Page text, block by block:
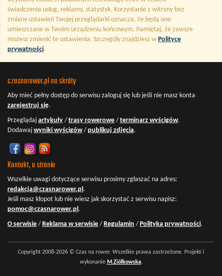
świadczenia usług, reklamy, statystyk. Korzystanie z witryny bez
zmiany ustawień Twojej przeglądarki oznacza, że będą one
umieszczane w Twoim urządzeniu końcowym. Pamiętaj, że zawsze
możesz zmienić te ustawienia. Szczegóły znajdziesz w Polityce
prywatności.
czasnarower.pl na skróty
Aby mieć pełny dostęp do serwisu zaloguj się lub jeśli nie masz konta
zarejestruj się.
Przeglądaj artykuły / trasy rowerowe / terminarz wyścigów.
Dodawaj wyniki wyścigów/ publikuj zdjęcia.
Kontakt, o stronie
Wszelkie uwagi dotyczące serwisu prosimy zgłaszać na adres:
redakcja@czasnarower.pl.
Jeśli masz kłopot lub nie wiesz jak skorzystać z serwisu napisz:
pomoc@czasnarower.pl.
O serwisie / Reklama w serwisie / Regulamin / Polityka prywatności.
Copyright 2008-2026 © Czas na rower. Wszelkie prawa zastrzeżone. Projekt i
wykonanie M.Ziółkowska.